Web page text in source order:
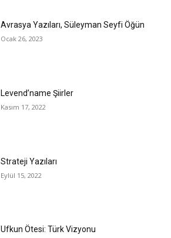
Avrasya Yazıları, Süleyman Seyfi Öğün
Ocak 26, 2023
Levend’name Şiirler
Kasım 17, 2022
Strateji Yazıları
Eylül 15, 2022
Ufkun Ötesi: Türk Vizyonu